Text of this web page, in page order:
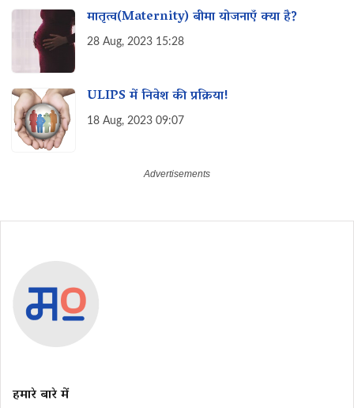
मातृत्व(Maternity) बीमा योजनाएँ क्या है?
28 Aug, 2023 15:28
ULIPS में निवेश की प्रक्रिया!
18 Aug, 2023 09:07
हमारे बारे में